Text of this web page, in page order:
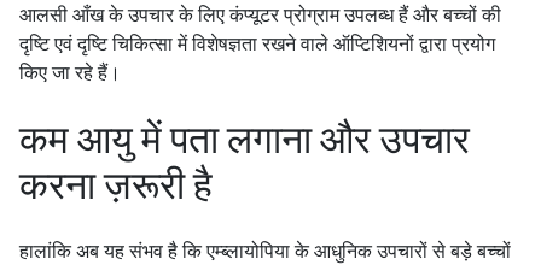
आलसी आँख के उपचार के लिए कंप्यूटर प्रोग्राम उपलब्ध हैं और बच्चों की
दृष्टि एवं दृष्टि चिकित्सा में विशेषज्ञता रखने वाले ऑप्टिशियनों द्वारा प्रयोग
किए जा रहे हैं।
कम आयु में पता लगाना और उपचार
करना ज़रूरी है
हालांकि अब यह संभव है कि एम्ब्लायोपिया के आधुनिक उपचारों से बड़े बच्चों